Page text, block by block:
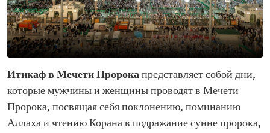
Итикаф в Мечети Пророкапредставляет собой дни,
которые мужчины и женщины проводят в Мечети
Пророка, посвящая себя поклонению, поминанию
Аллаха и чтению Корана в подражание сунне пророка,